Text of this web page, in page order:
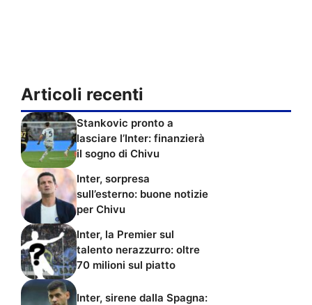
Articoli recenti
Stankovic pronto a
lasciare l’Inter: finanzierà
il sogno di Chivu
Inter, sorpresa
sull’esterno: buone notizie
per Chivu
Inter, la Premier sul
talento nerazzurro: oltre
70 milioni sul piatto
Inter, sirene dalla Spagna: